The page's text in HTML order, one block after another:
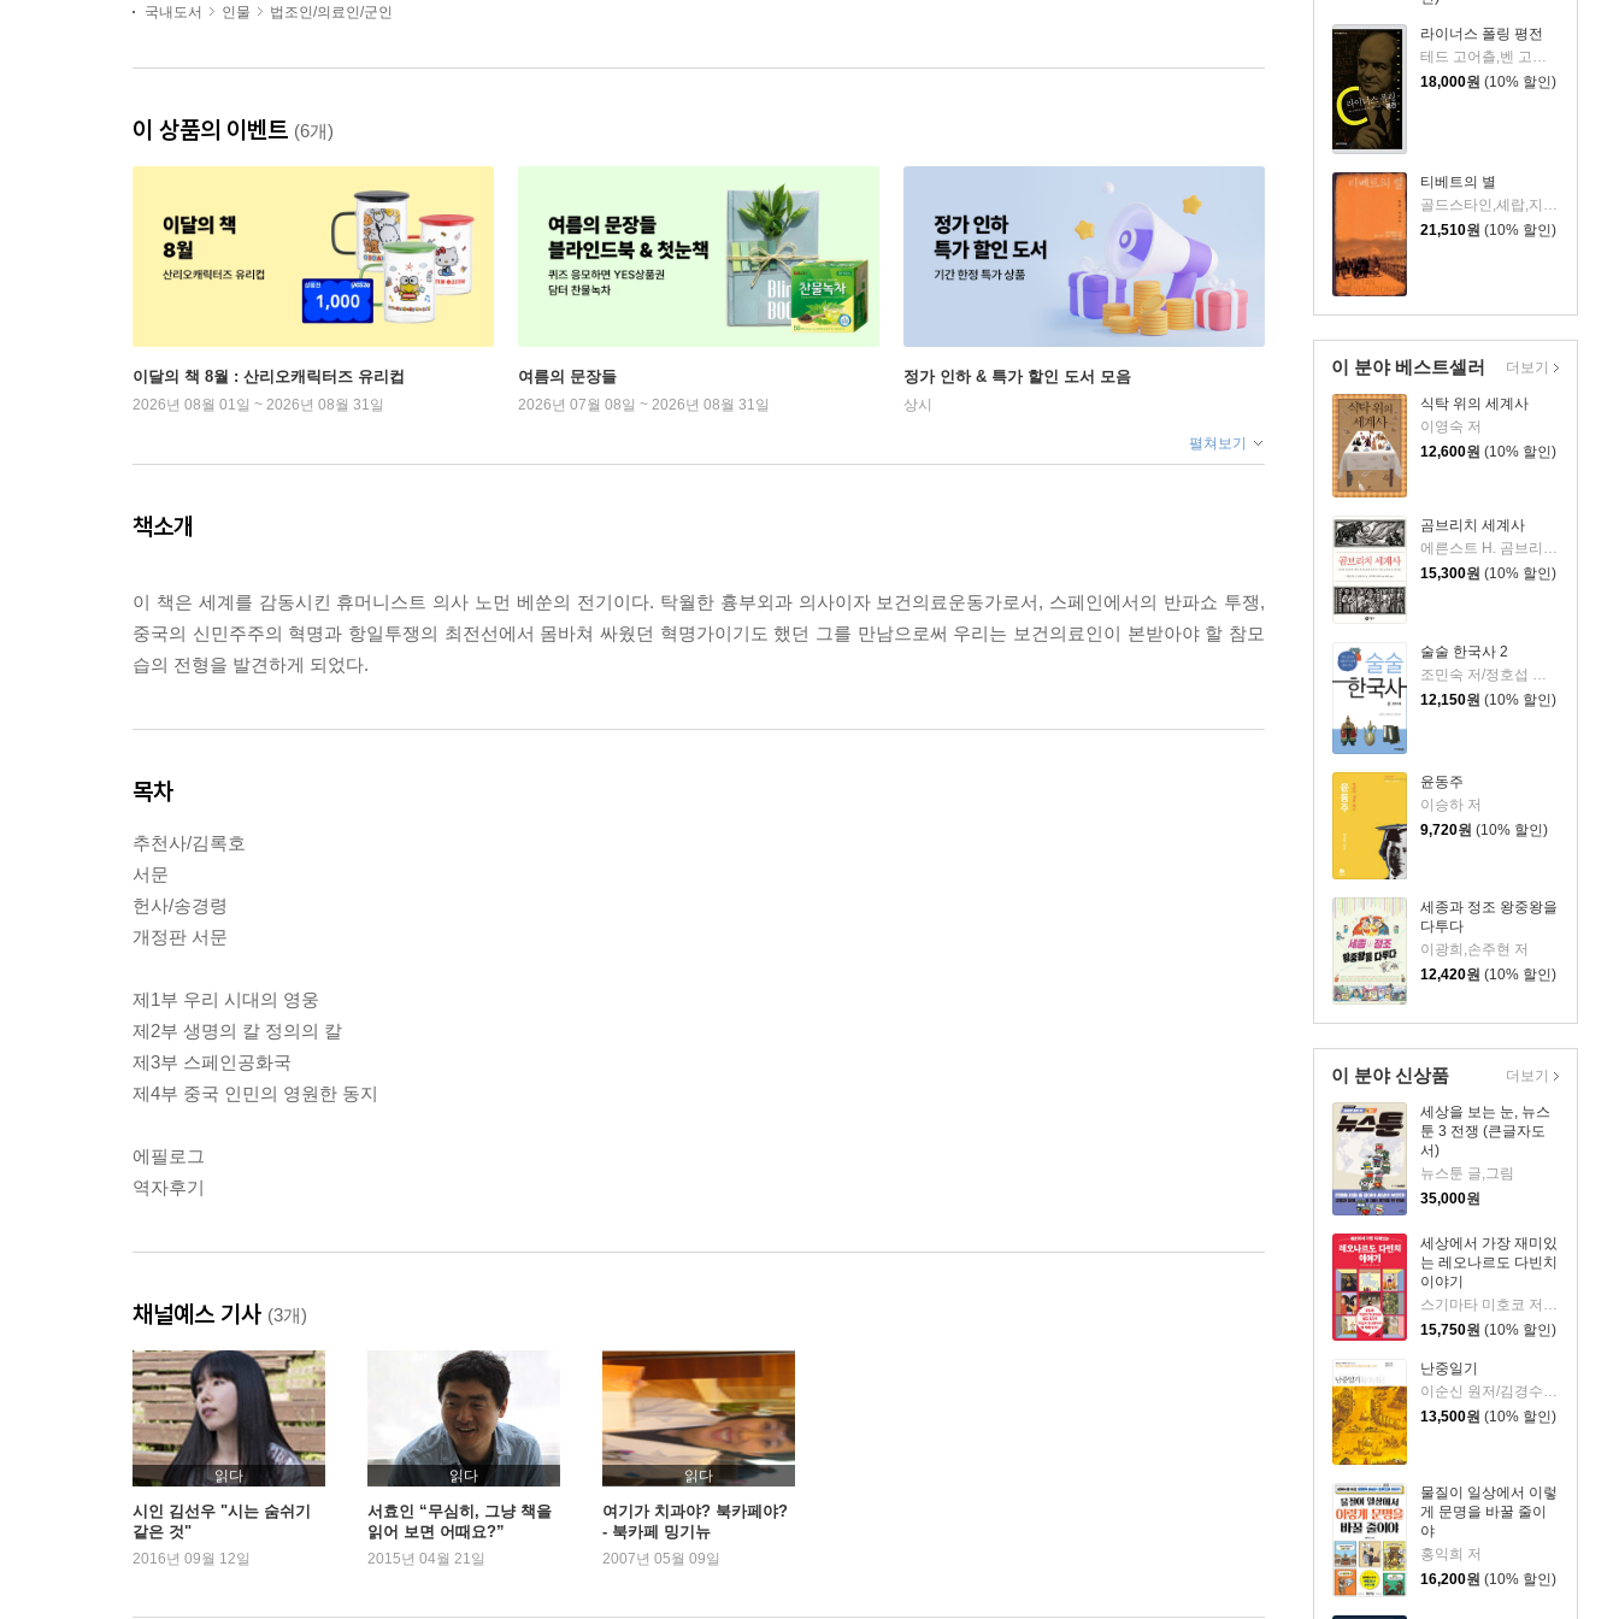
라이너스 폴링 평전
18,000원 (10% 할인)
티베트의 별
21,510원 (10% 할인)
이 분야 베스트셀러
식탁 위의 세계사
이영숙 저
12,600원 (10% 할인)
곰브리치 세계사
에른스트 H. 곰브리치 저/클리퍼드 하퍼 그림/박민수 역
15,300원 (10% 할인)
술술 한국사 2
조민숙 저/정호섭 감수/백대승 그림
12,150원 (10% 할인)
윤동주
이승하 저
9,720원 (10% 할인)
세종과 정조 왕중왕을
다투다
이광희,손주현 저
12,420원 (10% 할인)
더보기
이 분야 신상품
세상을 보는 눈, 뉴스
툰 3 전쟁 (큰글자도
서)
뉴스툰 글,그림
35,000원
세상에서 가장 재미있
는 레오나르도 다빈치
이야기
15,750원 (10% 할인)
난중일기
13,500원 (10% 할인)
물질이 일상에서 이렇
게 문명을 바꿀 줄이
야
홍익희 저
16,200원 (10% 할인)
더보기
국내도서 인물 법조인/의료인/군인
이 상품의 이벤트 (6개)
이달의 책 8월 : 산리오캐릭터즈 유리컵
2026년 08월 01일 ~ 2026년 08월 31일
여름의 문장들
2026년 07월 08일 ~ 2026년 08월 31일
정가 인하 & 특가 할인 도서 모음
상시
펼쳐보기
책소개
이 책은 세계를 감동시킨 휴머니스트 의사 노먼 베쑨의 전기이다. 탁월한 흉부외과 의사이자 보건의료운동가로서, 스페인에서의 반파쇼 투쟁,
중국의 신민주주의 혁명과 항일투쟁의 최전선에서 몸바쳐 싸웠던 혁명가이기도 했던 그를 만남으로써 우리는 보건의료인이 본받아야 할 참모
습의 전형을 발견하게 되었다.
목차
추천사/김록호
서문
헌사/송경령
개정판 서문
제1부 우리 시대의 영웅
제2부 생명의 칼 정의의 칼
제3부 스페인공화국
제4부 중국 인민의 영원한 동지
에필로그
역자후기
채널예스 기사 (3개)
읽다
시인 김선우 "시는 숨쉬기
같은 것"
2016년 09월 12일
읽다
서효인 “무심히, 그냥 책을
읽어 보면 어때요?”
2015년 04월 21일
읽다
여기가 치과야? 북카페야?
- 북카페 밍기뉴
2007년 05월 09일